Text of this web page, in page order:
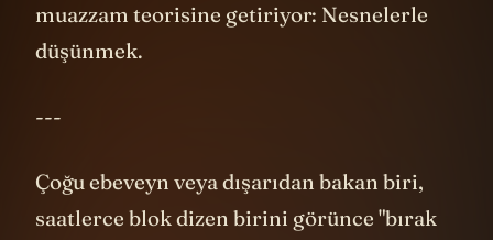
muazzam teorisine getiriyor: Nesnelerle
düşünmek.
---
Çoğu ebeveyn veya dışarıdan bakan biri,
saatlerce blok dizen birini görünce "bırak